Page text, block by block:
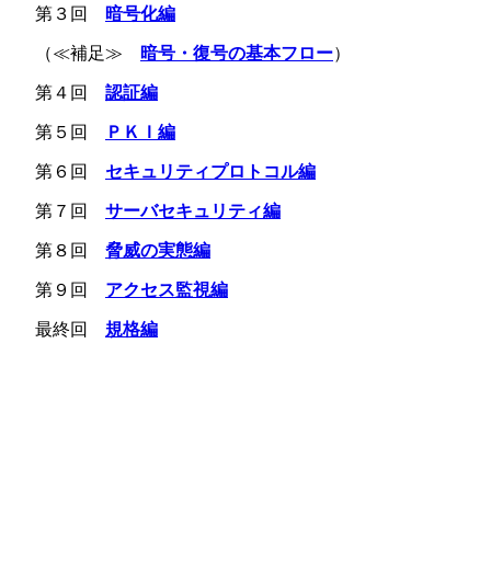
第３回 暗号化編
（≪補足≫ 暗号・復号の基本フロー）
第４回 認証編
第５回 ＰＫＩ編
第６回 セキュリティプロトコル編
第７回 サーバセキュリティ編
第８回 脅威の実態編
第９回 アクセス監視編
最終回 規格編